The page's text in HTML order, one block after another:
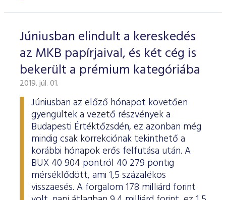
Júniusban elindult a kereskedés
az MKB papírjaival, és két cég is
bekerült a prémium kategóriába
2019. júl. 01.
Júniusban az előző hónapot követően
gyengültek a vezető részvények a
Budapesti Értéktőzsdén, ez azonban még
mindig csak korrekciónak tekinthető a
korábbi hónapok erős felfutása után. A
BUX 40 904 pontról 40 279 pontig
mérséklődött, ami 1,5 százalékos
visszaesés. A forgalom 178 milliárd forint